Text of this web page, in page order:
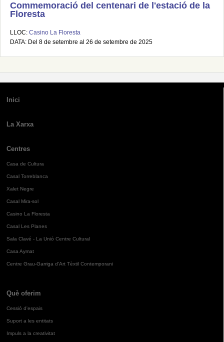
Commemoració del centenari de l'estació de la
Floresta
LLOC: Casino La Floresta
DATA: Del 8 de setembre al 26 de setembre de 2025
Inici
La Xarxa
Centres
Casa de Cultura
Casal Torreblanca
Xalet Negre
Casal Mira-sol
Casino La Floresta
Casal Les Planes
Sala Clavé - La Unió Centre Cultural
Casa Aymat
Centre Grau-Garriga d'Art Tèxtil Contemporani
Què oferim
Cessió d'espais
Suport a les entitats
Impuls a la creativitat